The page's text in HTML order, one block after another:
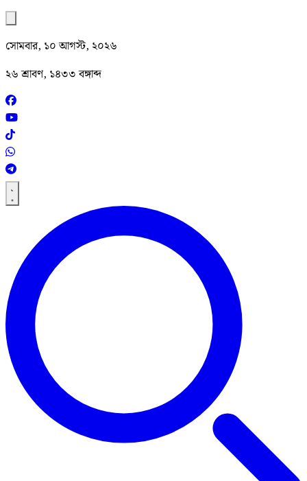
সোমবার, ১০ আগস্ট, ২০২৬
২৬ শ্রাবণ, ১৪৩৩ বঙ্গাব্দ